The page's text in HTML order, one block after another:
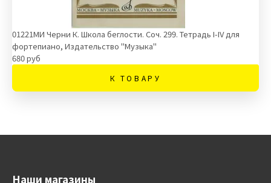
01221МИ Черни К. Школа беглости. Соч. 299. Тетрадь I-IV для
фортепиано, Издательство "Музыка"
680 руб
К ТОВАРУ
Наши магазины